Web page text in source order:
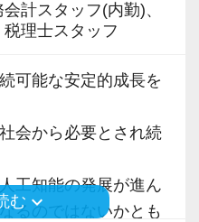
も積極的に実施して
的にクラウド、既存
ドを利用しています。
5つ星認定アドバイ
はアドバイザー資格
「会計freee 上級エ
（受験費用は事務所
計スタッフ(内勤)、
理士スタッフ
可能な安定的成⻑を
会から必要とされ続
工知能の発展が進ん
るのではないかとも
む keyboard_arrow_down